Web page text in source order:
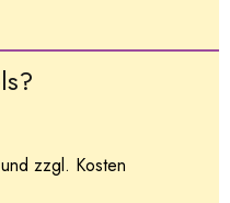
zzgl. Kosten